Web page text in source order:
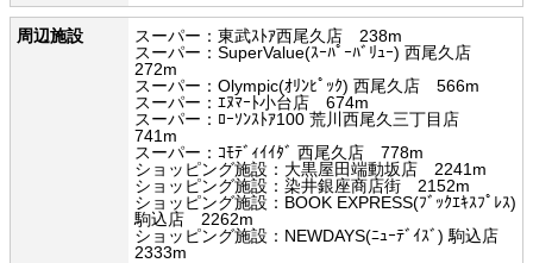
周辺施設
スーパー：東武ｽﾄｱ西尾久店 238m
スーパー：SuperValue(ｽｰﾊﾟｰﾊﾞﾘｭｰ) 西尾久店
272m
スーパー：Olympic(ｵﾘﾝﾋﾟｯｸ) 西尾久店 566m
スーパー：ｴﾇﾏｰﾄ小台店 674m
スーパー：ﾛｰｿﾝｽﾄｱ100 荒川西尾久三丁目店
741m
スーパー：ｺﾓﾃﾞｨｲｲﾀﾞ 西尾久店 778m
ショッピング施設：大黒屋田端動坂店 2241m
ショッピング施設：染井銀座商店街 2152m
ショッピング施設：BOOK EXPRESS(ﾌﾞｯｸｴｷｽﾌﾟﾚｽ)
駒込店 2262m
ショッピング施設：NEWDAYS(ﾆｭｰﾃﾞｲｽﾞ) 駒込店
2333m